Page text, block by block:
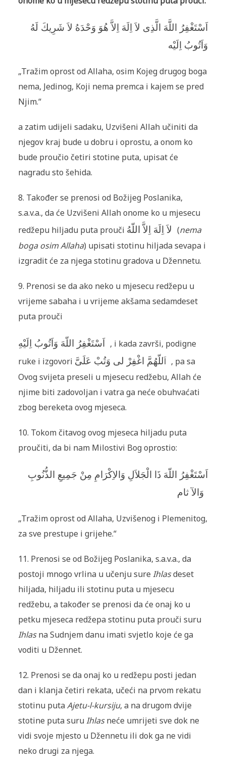
اَسْتَغْفِرُ اللَّهَ الَّذِى لاَ اِلَهَ اِلاَّ هُوَ وَحْدَهُ لاَ شَرِيكَ لَهُ
وَاَتُوبُ اِلَيْه
„Tražim oprost od Allaha, osim Kojeg drugog boga
nema, Jedinog, Koji nema premca i kajem se pred
Njim.“
a zatim udijeli sadaku, Uzvišeni Allah učiniti da
njegov kraj bude u dobru i oprostu, a onom ko
bude proučio četiri stotine puta, upisat će
nagradu sto šehida.
8. Također se prenosi od Božijeg Poslanika,
s.a.v.a., da će Uzvišeni Allah onome ko u mjesecu
redžepu hiljadu puta prouči لاَ اِلَهَ اِلاَّ اللّهُ (nema
boga osim Allaha) upisati stotinu hiljada sevapa i
izgradit će za njega stotinu gradova u Džennetu.
9. Prenosi se da ako neko u mjesecu redžepu u
vrijeme sabaha i u vrijeme akšama sedamdeset
puta prouči
اَسْتَغْفِرُ اللّهَ وَاَتُوبُ اِلَيْهِ , i kada završi, podigne
ruke i izgovori
اَللّهُمَّ اغْفِرْ لى وَتُبْ عَلَىَّ
, pa sa
Ovog svijeta preseli u mjesecu redžebu, Allah će
njime biti zadovoljan i vatra ga neće obuhvaćati
zbog bereketa ovog mjeseca.
10. Tokom čitavog ovog mjeseca hiljadu puta
proučiti, da bi nam Milostivi Bog oprostio:
اَسْتَغْفِرُ اللّهَ ذَا الْجَلاَلِ وَالاِكْرَامِ مِنْ جَمِيعِ الذُّنُوبِ
وَالآ ثام
„Tražim oprost od Allaha, Uzvišenog i Plemenitog,
za sve prestupe i grijehe.“
11. Prenosi se od Božijeg Poslanika, s.a.v.a., da
postoji mnogo vrlina u učenju sure Ihlasdeset
hiljada, hiljadu ili stotinu puta u mjesecu
redžebu, a također se prenosi da će onaj ko u
petku mjeseca redžepa stotinu puta prouči suru
Ihlasna Sudnjem danu imati svjetlo koje će ga
voditi u Džennet.
12. Prenosi se da onaj ko u redžepu posti jedan
dan i klanja četiri rekata, učeći na prvom rekatu
stotinu putaAjetu-l-kursiju, a na drugom dvije
stotine puta suruIhlasneće umrijeti sve dok ne
vidi svoje mjesto u Džennetu ili dok ga ne vidi
neko drugi za njega.